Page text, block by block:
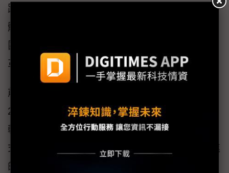
路媒體大亂鬥的「媒體2.0」新紀元。這也是媒
體黑暗時代的開端，而我與大椽-DIGITIMES的
團隊，就在最不好的時刻參與這場世紀的變
革。
前20年在暗黑的隧道中摸索，乏善可陳，直到
2016年之後，才掌握如何虛實並進、國內外雙
軌，善用即時新聞與研究報告交錯的事業模
式，建立了「媒體2.0」企業往「媒體3.0」邁進
的基礎。